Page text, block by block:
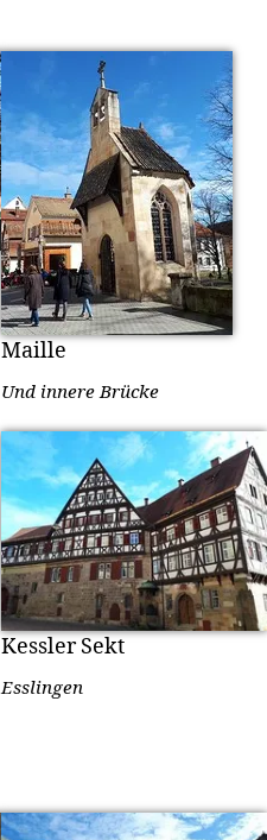
Maille
Und innere Brücke
Kessler Sekt
Esslingen